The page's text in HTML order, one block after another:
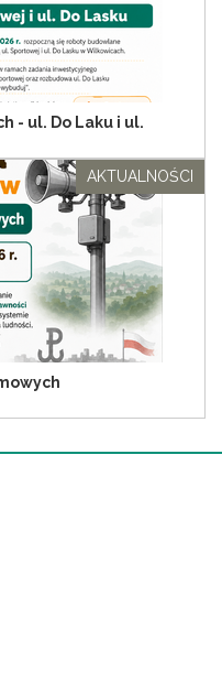
- ul. Do Laku i ul.
AKTUALNOŚCI